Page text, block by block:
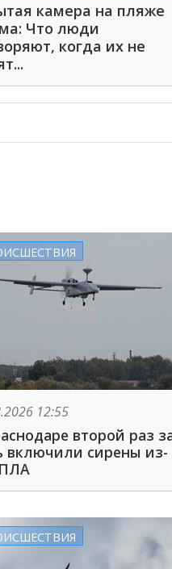
камера на пляже
Что люди
когда их не
12:55
второй раз
включили сирены из-